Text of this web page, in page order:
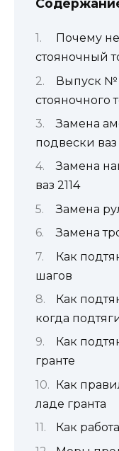
Почему
стояночный
Выпуск №
стояночного
Замена
подвески ваз
Замена
ваз 2114
Замена
Замена
Как
шагов
Как
когда
Как
гранте
Как
ладе гранта
Как